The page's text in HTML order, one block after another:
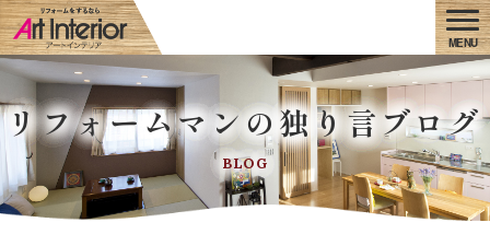
リフォームマンの独り言ブログ
BLOG